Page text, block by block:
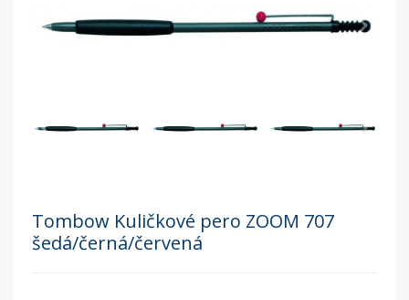
Tombow Kuličkové pero ZOOM 707
šedá/černá/červená